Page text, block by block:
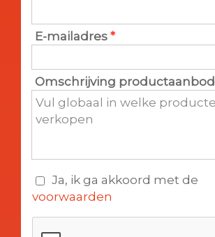
E-mailadres *
Omschrijving productaanbod
Ja, ik ga akkoord met de
voorwaarden